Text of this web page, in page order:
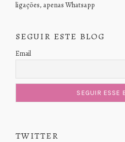
ligações, apenas Whatsapp
SEGUIR ESTE BLOG
Email
TWITTER